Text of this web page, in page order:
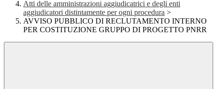
Atti delle amministrazioni aggiudicatrici e degli enti
aggiudicatori distintamente per ogni procedura >
AVVISO PUBBLICO DI RECLUTAMENTO INTERNO
PER COSTITUZIONE GRUPPO DI PROGETTO PNRR